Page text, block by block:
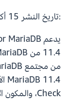
:تاريخ النشر